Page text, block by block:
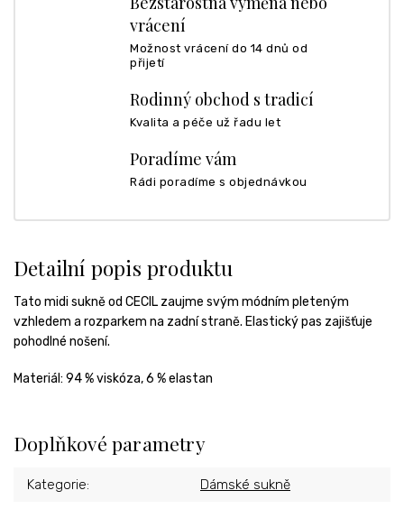
vrácení
Možnost vrácení do 14 dnů od
přijetí
Rodinný obchod s tradicí
Kvalita a péče už řadu let
Poradíme vám
Rádi poradíme s objednávkou
Detailní popis produktu
Tato midi sukně od CECIL zaujme svým módním pleteným
vzhledem a rozparkem na zadní straně. Elastický pas zajišťuje
pohodlné nošení.
Materiál: 94 % viskóza, 6 % elastan
Doplňkové parametry
Kategorie: Dámské sukně